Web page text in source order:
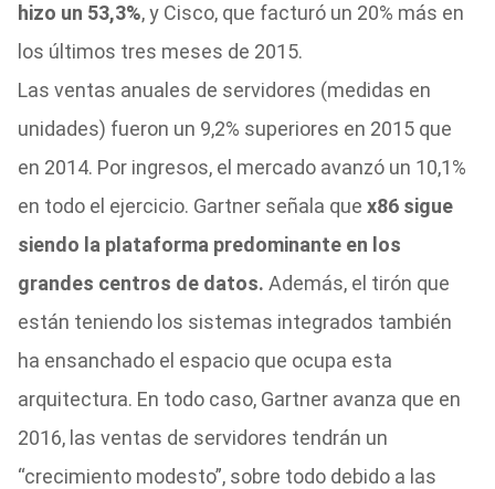
hizo un 53,3%, y Cisco, que facturó un 20% más en
los últimos tres meses de 2015.
Las ventas anuales de servidores (medidas en
unidades) fueron un 9,2% superiores en 2015 que
en 2014. Por ingresos, el mercado avanzó un 10,1%
en todo el ejercicio. Gartner señala que x86 sigue
siendo la plataforma predominante en los
grandes centros de datos. Además, el tirón que
están teniendo los sistemas integrados también
ha ensanchado el espacio que ocupa esta
arquitectura. En todo caso, Gartner avanza que en
2016, las ventas de servidores tendrán un
“crecimiento modesto”, sobre todo debido a las